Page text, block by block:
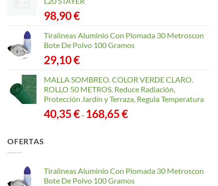
98,90€
Tiralineas Aluminio Con Plomada 30 Metroscon
Bote De Polvo 100 Gramos
29,10€
MALLA SOMBREO. COLOR VERDE CLARO.
ROLLO 50 METROS. Reduce Radiación,
Protección Jardín y Terraza, Regula Temperatura
40,35€- 168,65€Rango
168,65 €
OFERTAS
Tiralineas Aluminio Con Plomada 30 Metroscon
Bote De Polvo 100 Gramos